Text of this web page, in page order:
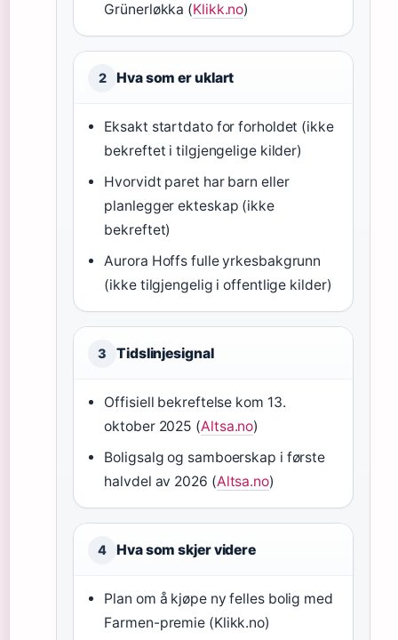
Grünerløkka (Klikk.no)
2 Hva som er uklart
Eksakt startdato for forholdet (ikke
bekreftet i tilgjengelige kilder)
Hvorvidt paret har barn eller
planlegger ekteskap (ikke
bekreftet)
Aurora Hoffs fulle yrkesbakgrunn
(ikke tilgjengelig i offentlige kilder)
3 Tidslinjesignal
Offisiell bekreftelse kom 13.
oktober 2025 (Altsa.no)
Boligsalg og samboerskap i første
halvdel av 2026 (Altsa.no)
4 Hva som skjer videre
Plan om å kjøpe ny felles bolig med
Farmen-premie (Klikk.no)